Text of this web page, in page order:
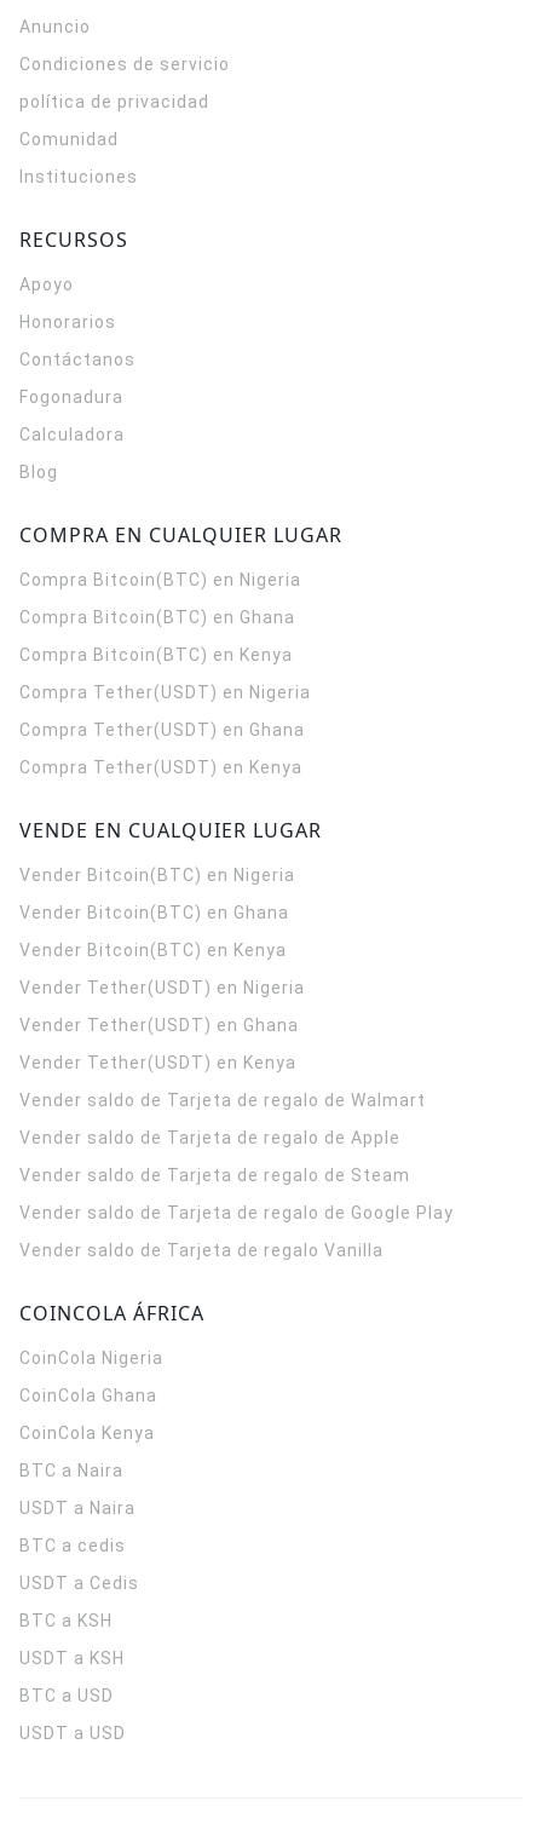
Anuncio
Condiciones de servicio
política de privacidad
Comunidad
Instituciones
RECURSOS
Apoyo
Honorarios
Contáctanos
Fogonadura
Calculadora
Blog
COMPRA EN CUALQUIER LUGAR
Compra Bitcoin(BTC) en Nigeria
Compra Bitcoin(BTC) en Ghana
Compra Bitcoin(BTC) en Kenya
Compra Tether(USDT) en Nigeria
Compra Tether(USDT) en Ghana
Compra Tether(USDT) en Kenya
VENDE EN CUALQUIER LUGAR
Vender Bitcoin(BTC) en Nigeria
Vender Bitcoin(BTC) en Ghana
Vender Bitcoin(BTC) en Kenya
Vender Tether(USDT) en Nigeria
Vender Tether(USDT) en Ghana
Vender Tether(USDT) en Kenya
Vender saldo de Tarjeta de regalo de Walmart
Vender saldo de Tarjeta de regalo de Apple
Vender saldo de Tarjeta de regalo de Steam
Vender saldo de Tarjeta de regalo de Google Play
Vender saldo de Tarjeta de regalo Vanilla
COINCOLA ÁFRICA
CoinCola Nigeria
CoinCola Ghana
CoinCola Kenya
BTC a Naira
USDT a Naira
BTC a cedis
USDT a Cedis
BTC a KSH
USDT a KSH
BTC a USD
USDT a USD